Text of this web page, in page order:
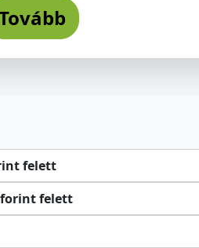
felett
forint felett